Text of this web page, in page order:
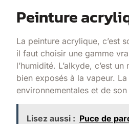
Peinture
La peinture acrylique, c’est
il faut choisir une gamme
l’humidité. L’al­ky­de, c’est
bien exposés à la vapeur.
environnementales et de
Lisez aussi : Puce de